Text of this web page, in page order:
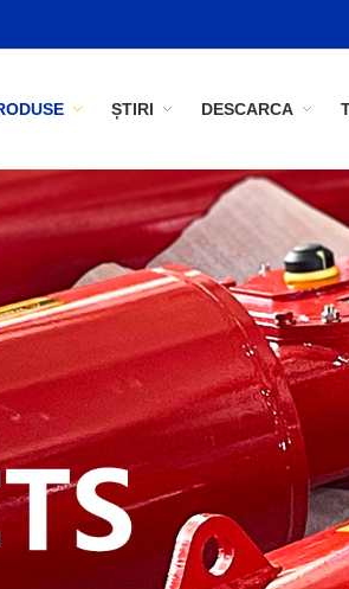
ȘTIRI DESCARCA